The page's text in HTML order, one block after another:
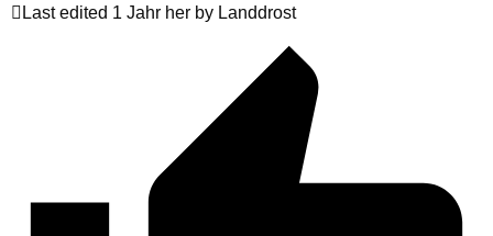
Last edited 1 Jahr her by Landdrost